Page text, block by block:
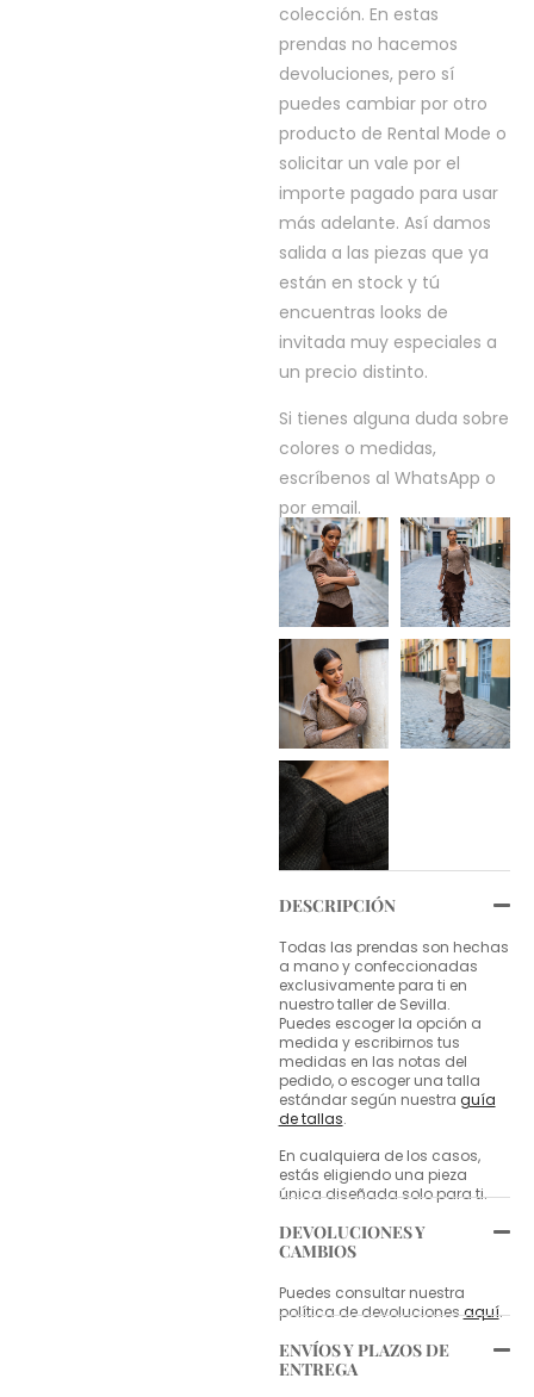
colección. En estas
prendas no hacemos
devoluciones, pero sí
puedes cambiar por otro
producto de Rental Mode o
solicitar un vale por el
importe pagado para usar
más adelante. Así damos
salida a las piezas que ya
están en stock y tú
encuentras looks de
invitada muy especiales a
un precio distinto.
Si tienes alguna duda sobre
colores o medidas,
escríbenos al WhatsApp o
por email.
DESCRIPCIÓN
Todas las prendas son hechas
a mano y confeccionadas
exclusivamente para ti en
nuestro taller de Sevilla.
Puedes escoger la opción a
medida y escribirnos tus
medidas en las notas del
pedido, o escoger una talla
estándar según nuestra guía
de tallas.
En cualquiera de los casos,
estás eligiendo una pieza
única diseñada solo para ti.
DEVOLUCIONES Y
CAMBIOS
Puedes consultar nuestra
política de devolucionesaquí.
ENVÍOS Y PLAZOS DE
ENTREGA